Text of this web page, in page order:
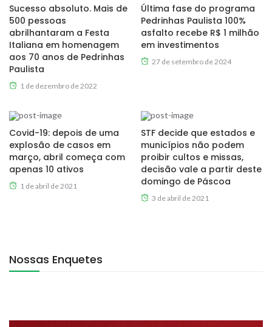
Sucesso absoluto. Mais de
500 pessoas
abrilhantaram a Festa
Italiana em homenagem
aos 70 anos de Pedrinhas
Paulista
1 de dezembro de 2022
Última fase do programa
Pedrinhas Paulista 100%
asfalto recebe R$ 1 milhão
em investimentos
27 de setembro de 2024
Covid-19: depois de uma
explosão de casos em
março, abril começa com
apenas 10 ativos
1 de abril de 2021
STF decide que estados e
municípios não podem
proibir cultos e missas,
decisão vale a partir deste
domingo de Páscoa
3 de abril de 2021
Nossas Enquetes